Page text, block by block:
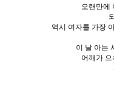
오랜만에
역시 여자를 가장
이 날 아는
어깨가